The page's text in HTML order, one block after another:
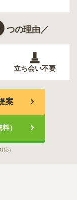
つの理由／
立ち会い不要
案
）
応）